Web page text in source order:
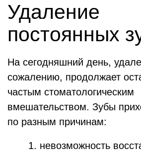
Удаление
постоянных
На сегодняшний день,
сожалению, продолжает
частым стоматологическим
вмешательством. Зубы
по разным причинам:
невозможность